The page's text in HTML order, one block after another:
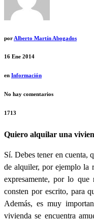
por Alberto Martín Abogados
16 Ene 2014
en Información
No hay comentarios
1713
Quiero alquilar una
Sí. Debes tener en cuenta,
de alquiler, por ejemplo la
expresamente, por lo que
consten por escrito, para
Además, es muy
vivienda se encuentra